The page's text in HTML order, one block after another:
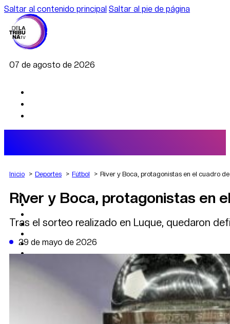
Saltar al contenido principal Saltar al pie de página
07 de agosto de 2026
AGRO
DEPORTES
POLÍTICA
DATA FIRME
DE LA TRIBUNA TV
Inicio Deportes Fútbol River y Boca, protagonistas en el cuadro
River y Boca, protagonistas en
Tras el sorteo realizado en Luque, quedaron
29 de mayo de 2026